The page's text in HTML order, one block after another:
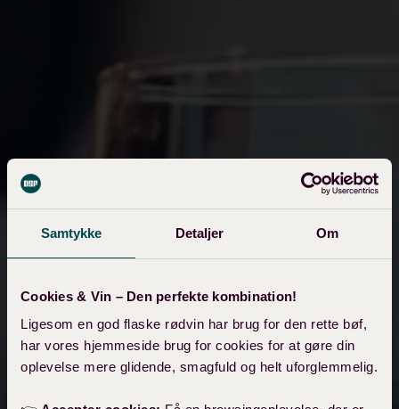
Samtykke Detaljer Om
Cookies & Vin – Den perfekte kombination!
Ligesom en god flaske rødvin har brug for den rette bøf,
har vores hjemmeside brug for cookies for at gøre din
oplevelse mere glidende, smagfuld og helt uforglemmelig.